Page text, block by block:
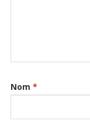
Nom *